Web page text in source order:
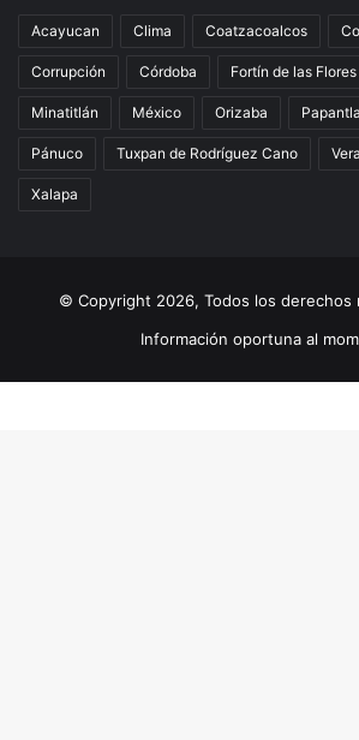
Acayucan Clima Coatzacoalcos
Corrupción Córdoba Fortín de las Flores
Minatitlán México Orizaba Papantla
Pánuco Tuxpan de Rodríguez Cano
Xalapa
© Copyright 2026, Todos los
Información oportuna al